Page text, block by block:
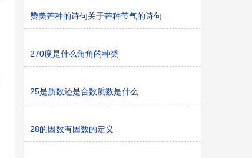
赞美芒种的诗句关于芒种节气的诗句
270度是什么角角的种类
25是质数还是合数质数是什么
28的因数有因数的定义